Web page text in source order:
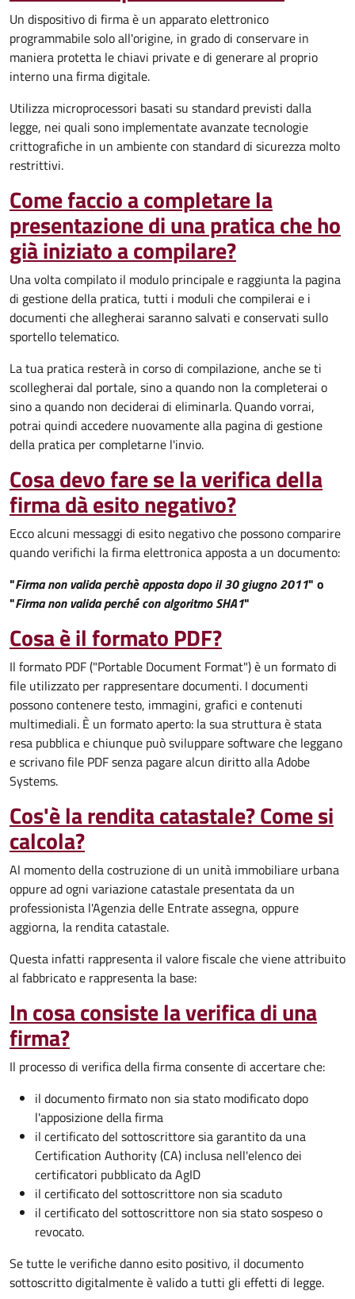
Un dispositivo di firma è un apparato elettronico
programmabile solo all'origine, in grado di conservare in
maniera protetta le chiavi private e di generare al proprio
interno una firma digitale.
Utilizza microprocessori basati su standard previsti dalla
legge, nei quali sono implementate avanzate tecnologie
crittografiche in un ambiente con standard di sicurezza molto
restrittivi.
Come faccio a completare la
presentazione di una pratica che ho
già iniziato a compilare?
Una volta compilato il modulo principale e raggiunta la pagina
di gestione della pratica, tutti i moduli che compilerai e i
documenti che allegherai saranno salvati e conservati sullo
sportello telematico.
La tua pratica resterà in corso di compilazione, anche se ti
scollegherai dal portale, sino a quando non la completerai o
sino a quando non deciderai di eliminarla. Quando vorrai,
potrai quindi accedere nuovamente alla pagina di gestione
della pratica per completarne l'invio.
Cosa devo fare se la verifica della
firma dà esito negativo?
Ecco alcuni messaggi di esito negativo che possono comparire
quando verifichi la firma elettronica apposta a un documento:
"Firma non valida perchè apposta dopo il 30 giugno 2011" o
"Firma non valida perché con algoritmo SHA1"
Cosa è il formato PDF?
Il formato PDF ("Portable Document Format") è un formato di
file utilizzato per rappresentare documenti. I documenti
possono contenere testo, immagini, grafici e contenuti
multimediali. È un formato aperto: la sua struttura è stata
resa pubblica e chiunque può sviluppare software che leggano
e scrivano file PDF senza pagare alcun diritto alla Adobe
Systems.
Cos'è la rendita catastale? Come si
calcola?
Al momento della costruzione di un unità immobiliare urbana
oppure ad ogni variazione catastale presentata da un
professionista l'Agenzia delle Entrate assegna, oppure
aggiorna, la rendita catastale.
Questa infatti rappresenta il valore fiscale che viene attribuito
al fabbricato e rappresenta la base:
In cosa consiste la verifica di una
firma?
Il processo di verifica della firma consente di accertare che:
il documento firmato non sia stato modificato dopo
l'apposizione della firma
il certificato del sottoscrittore sia garantito da una
Certification Authority (CA) inclusa nell'elenco dei
certificatori pubblicato da AgID
il certificato del sottoscrittore non sia scaduto
il certificato del sottoscrittore non sia stato sospeso o
revocato.
Se tutte le verifiche danno esito positivo, il documento
sottoscritto digitalmente è valido a tutti gli effetti di legge.